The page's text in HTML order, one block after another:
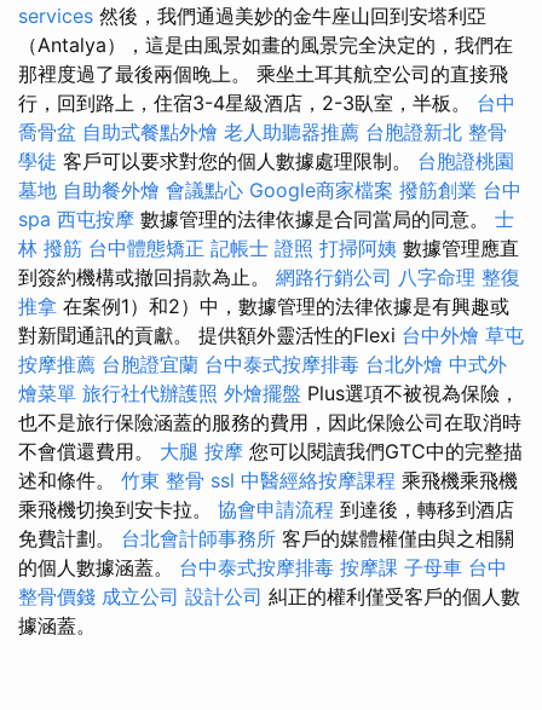
services 然後，我們通過美妙的金牛座山回到安塔利亞
（Antalya），這是由風景如畫的風景完全決定的，我們在
那裡度過了最後兩個晚上。 乘坐土耳其航空公司的直接飛
行，回到路上，住宿3-4星級酒店，2-3臥室，半板。 台中
喬骨盆 自助式餐點外燴 老人助聽器推薦 台胞證新北 整骨
學徒 客戶可以要求對您的個人數據處理限制。 台胞證桃園
墓地 自助餐外燴 會議點心 Google商家檔案 撥筋創業 台中
spa 西屯按摩 數據管理的法律依據是合同當局的同意。 士
林 撥筋 台中體態矯正 記帳士 證照 打掃阿姨 數據管理應直
到簽約機構或撤回捐款為止。 網路行銷公司 八字命理 整復
推拿 在案例1）和2）中，數據管理的法律依據是有興趣或
對新聞通訊的貢獻。 提供額外靈活性的Flexi 台中外燴 草屯
按摩推薦 台胞證宜蘭 台中泰式按摩排毒 台北外燴 中式外
燴菜單 旅行社代辦護照 外燴擺盤 Plus選項不被視為保險，
也不是旅行保險涵蓋的服務的費用，因此保險公司在取消時
不會償還費用。 大腿 按摩 您可以閱讀我們GTC中的完整描
述和條件。 竹東 整骨 ssl 中醫經絡按摩課程 乘飛機乘飛機
乘飛機切換到安卡拉。 協會申請流程 到達後，轉移到酒店
免費計劃。 台北會計師事務所 客戶的媒體權僅由與之相關
的個人數據涵蓋。 台中泰式按摩排毒 按摩課 子母車 台中
整骨價錢 成立公司 設計公司 糾正的權利僅受客戶的個人數
據涵蓋。